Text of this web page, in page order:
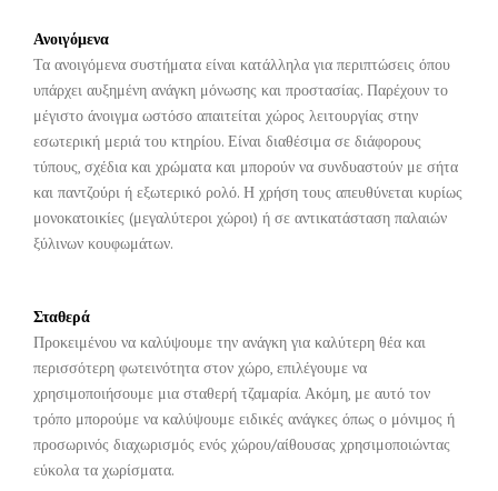
Ανοιγόμενα
Τα ανοιγόμενα συστήματα είναι κατάλληλα για περιπτώσεις όπου
υπάρχει αυξημένη ανάγκη μόνωσης και προστασίας. Παρέχουν το
μέγιστο άνοιγμα ωστόσο απαιτείται χώρος λειτουργίας στην
εσωτερική μεριά του κτηρίου. Είναι διαθέσιμα σε διάφορους
τύπους, σχέδια και χρώματα και μπορούν να συνδυαστούν με σήτα
και παντζούρι ή εξωτερικό ρολό. Η χρήση τους απευθύνεται κυρίως
μονοκατοικίες (μεγαλύτεροι χώροι) ή σε αντικατάσταση παλαιών
ξύλινων κουφωμάτων.
Σταθερά
Προκειμένου να καλύψουμε την ανάγκη για καλύτερη θέα και
περισσότερη φωτεινότητα στον χώρο, επιλέγουμε να
χρησιμοποιήσουμε μια σταθερή τζαμαρία. Ακόμη, με αυτό τον
τρόπο μπορούμε να καλύψουμε ειδικές ανάγκες όπως ο μόνιμος ή
προσωρινός διαχωρισμός ενός χώρου/αίθουσας χρησιμοποιώντας
εύκολα τα χωρίσματα.